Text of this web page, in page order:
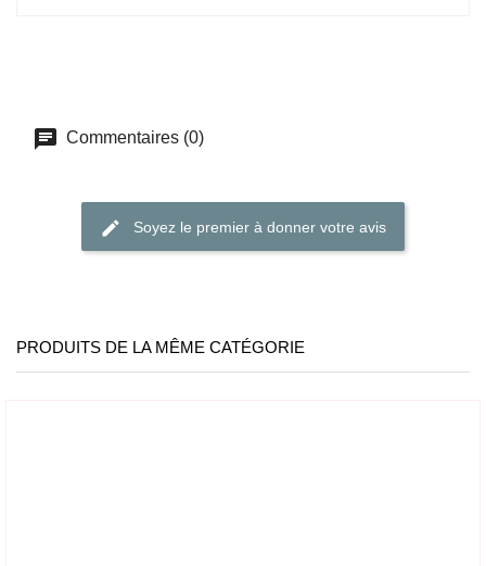
Commentaires (0)
Soyez le premier à donner votre avis
PRODUITS DE LA MÊME CATÉGORIE